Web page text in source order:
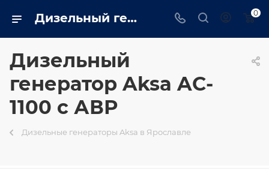
Дизельный генератор Aksa AC-1100 с АВР на базе двигателя Cummins - купить в Ярославле генератор 800 квт в интернет магазине - trustenergo.ru 0
Дизельный
генератор Aksa AC-
1100 с АВР
Дизельные генераторы Aksa в Ярославле